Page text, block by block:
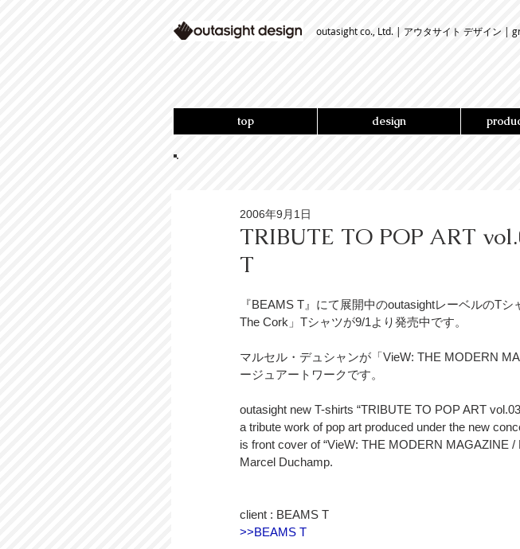
outasight co., Ltd. | アウタサイト デザイン |
top design
TRIBUTE TO POP ART
T
2006年9月1日
『BEAMS T』にて展開中のoutasightレーベルのT
The Cork」Tシャツが9/1より発売中です。
マルセル・デュシャンが「VieW: THE MODERN
ージュアートワークです。
outasight new T-shirts “TRIBUTE TO POP ART
a tribute work of pop art produced under the new
is front cover of “VieW: THE MODERN MAGAZINE
Marcel Duchamp.
client : BEAMS T
>>BEAMS T